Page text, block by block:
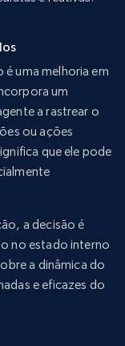
uma melhoria em
um
a rastrear o
ou ações
que ele pode
a decisão é
no estado interno
a dinâmica do
e eficazes do